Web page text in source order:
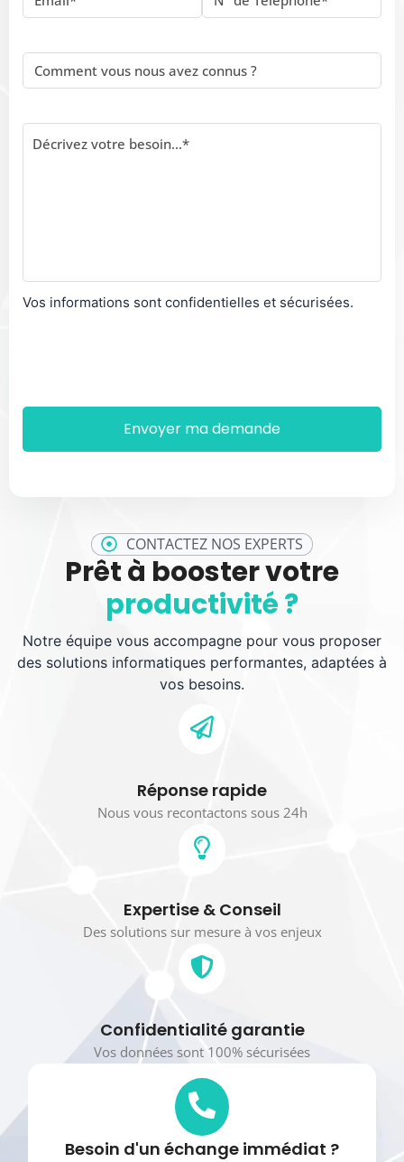
CONTACTEZ NOS EXPERTS
Prêt à booster votre
productivité ?
Notre équipe vous accompagne pour vous proposer
des solutions informatiques performantes, adaptées à
vos besoins.
Réponse rapide
Nous vous recontactons sous 24h
Expertise & Conseil
Des solutions sur mesure à vos enjeux
Confidentialité garantie
Vos données sont 100% sécurisées
Besoin d'un échange immédiat ?
Vos informations sont confidentielles et sécurisées.